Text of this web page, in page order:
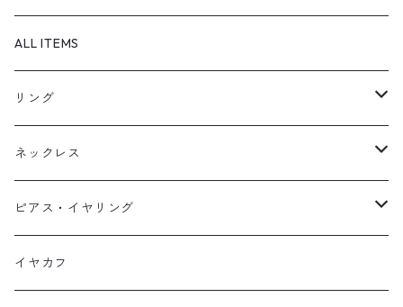
ALL ITEMS
リング
天然石1点ものリング【Gold】（在庫ありのみ絞込）
天然石1点ものリング【Silver】（在庫ありのみ絞込）
定番リング
ネックレス
天然石1点ものネックレス（在庫ありのみ絞込）
定番ネックレス
ピアス・イヤリング
天然石1点ものピアス（在庫ありのみ絞込）
イヤカフ